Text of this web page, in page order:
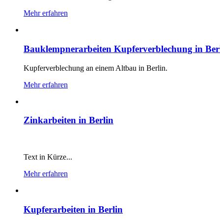
Mehr erfahren
Bauklempnerarbeiten Kupferverblechung in
Kupferverblechung an einem Altbau in Berlin.
Mehr erfahren
Zinkarbeiten in Berlin
Text in Kürze...
Mehr erfahren
Kupferarbeiten in Berlin